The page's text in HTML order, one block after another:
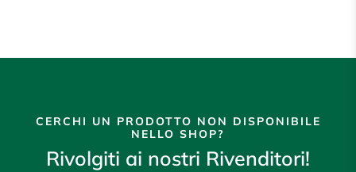
CERCHI UN PRODOTTO NON DISPONIBILE
NELLO SHOP?
Rivolgiti ai nostri Rivenditori!